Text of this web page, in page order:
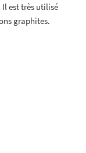
est très utilisé
graphites.